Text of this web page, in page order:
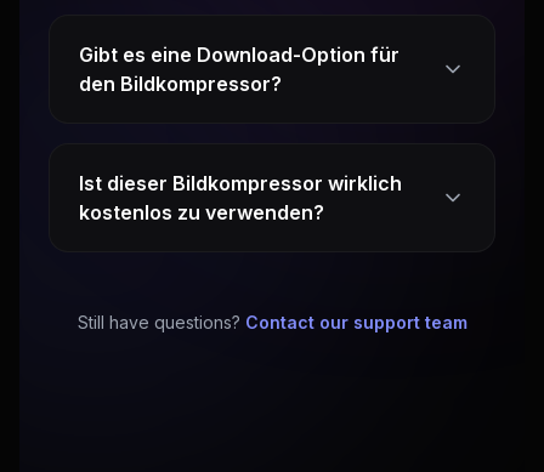
Gibt es eine Download-Option für
den Bildkompressor?
Ist dieser Bildkompressor wirklich
kostenlos zu verwenden?
Still have questions? Contact our support team